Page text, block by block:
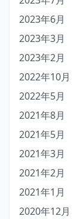
2023年6月
2023年3月
2023年2月
2022年10月
2022年5月
2021年8月
2021年5月
2021年3月
2021年2月
2021年1月
2020年12月